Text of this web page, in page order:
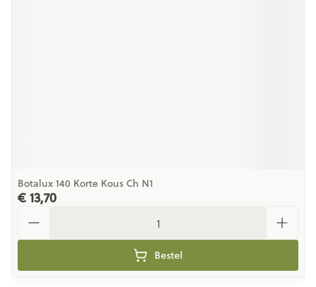
Botalux 140 Korte Kous Ch N1
€ 13,70
Bestel